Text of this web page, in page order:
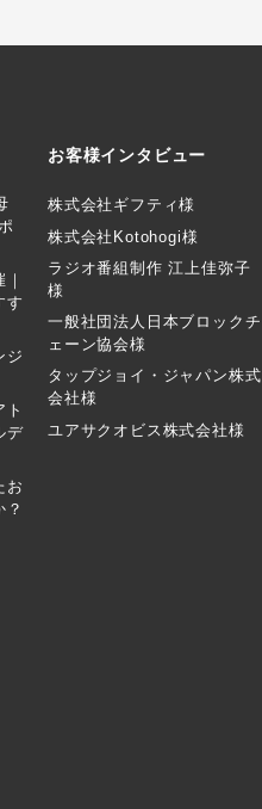
す
ジ
ト
デ
お
？
お客様インタビュー
株式会社ギフティ様
株式会社Kotohogi様
ラジオ番組制作 江上佳弥子
様
一般社団法人日本ブロックチ
ェーン協会様
タップジョイ・ジャパン株式
会社様
ユアサクオビス株式会社様